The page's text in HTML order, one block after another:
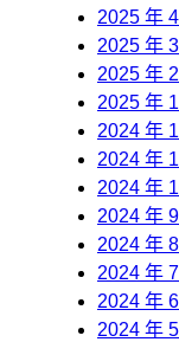
2025 年 4
2025 年 3
2025 年 2
2025 年 1
2024 年
2024 年
2024 年
2024 年 9
2024 年 8
2024 年 7
2024 年 6
2024 年 5